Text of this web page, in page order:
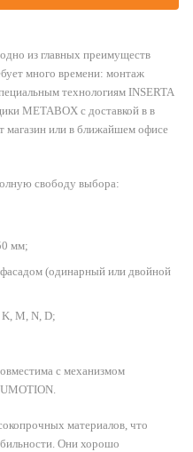
из главных преимуществ
много времени: монтаж
технологиям INSERTA
METABOX с доставкой в в
магазин или в ближайшем офисе
свободу выбора:
мм;
(одинарный или двойной
M, N, D;
с механизмом
материалов, что
Они хорошо